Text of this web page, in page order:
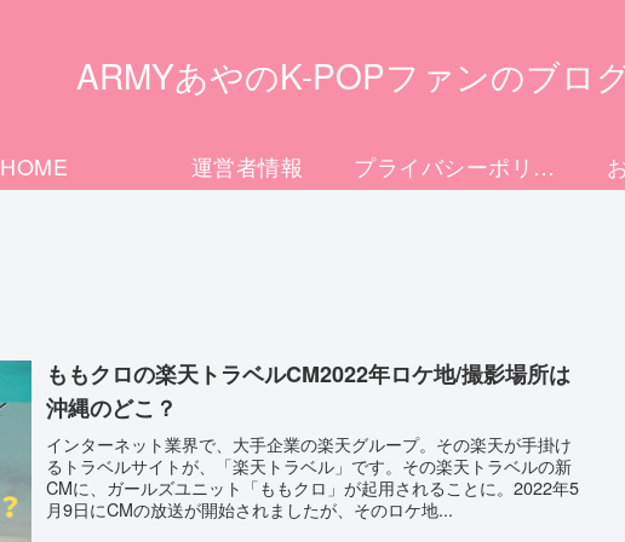
ARMYあやのK-POPファンのブロ
HOME 運営者情報 プライバシーポリシー
ももクロの楽天トラベルCM2022年ロケ地/撮影場所は
沖縄のどこ？
インターネット業界で、大手企業の楽天グループ。その楽天が手掛け
るトラベルサイトが、「楽天トラベル」です。その楽天トラベルの新
CMに、ガールズユニット「ももクロ」が起用されることに。2022年5
月9日にCMの放送が開始されましたが、そのロケ地...